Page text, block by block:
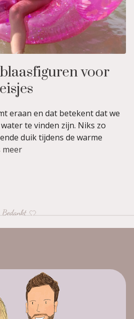
voor
eraan en dat betekent dat we
te vinden zijn. Niks zo
duik tijdens de warme
meer